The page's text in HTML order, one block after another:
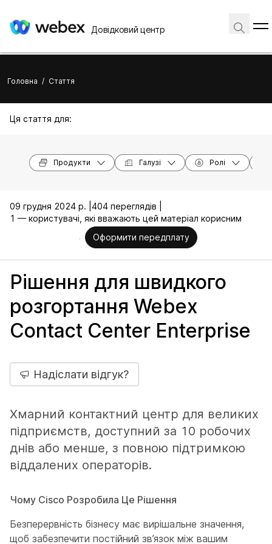
Довідковий центр
Головна / Стаття
Ця стаття для:
Продукти Галузі Ролі
09 грудня 2024 р. | 404 переглядів |
1 — користувачі, які вважають цей матеріал корисним
Оформити передплату
Рішення для швидкого
розгортання Webex
Contact Center Enterprise
Надіслати відгук?
Хмарний контактний центр для великих
підприємств, доступний за 10 робочих
днів або менше, з повною підтримкою
віддалених операторів.
Чому Cisco Розробила Це Рішення
Безперервність бізнесу має вирішальне значення,
щоб забезпечити постійний зв’язок між вашим